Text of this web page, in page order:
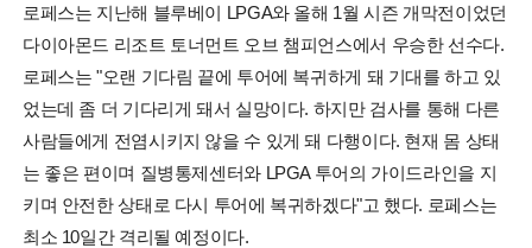
로페스는 지난해 블루베이 LPGA와 올해 1월 시즌 개막전이었던
다이아몬드 리조트 토너먼트 오브 챔피언스에서 우승한 선수다.
로페스는 "오랜 기다림 끝에 투어에 복귀하게 돼 기대를 하고 있
었는데 좀 더 기다리게 돼서 실망이다. 하지만 검사를 통해 다른
사람들에게 전염시키지 않을 수 있게 돼 다행이다. 현재 몸 상태
는 좋은 편이며 질병통제센터와 LPGA 투어의 가이드라인을 지
키며 안전한 상태로 다시 투어에 복귀하겠다"고 했다. 로페스는
최소 10일간 격리될 예정이다.